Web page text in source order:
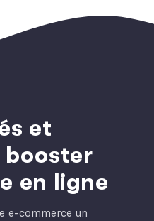
et
booster
en ligne
e-commerce un